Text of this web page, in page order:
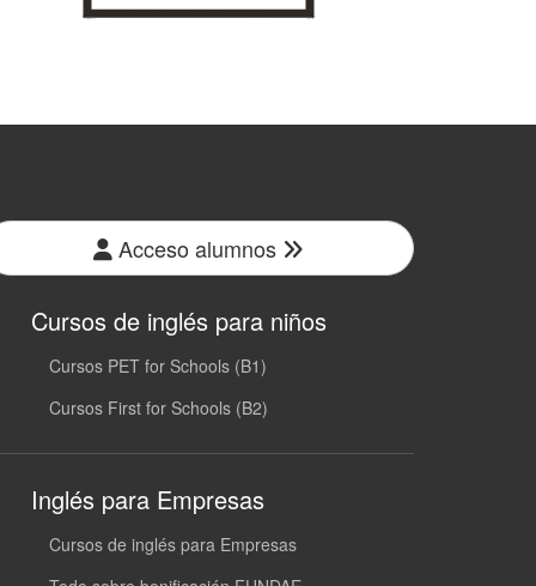
Acceso alumnos
Cursos de inglés para niños
Cursos PET for Schools (B1)
Cursos First for Schools (B2)
Inglés para Empresas
Cursos de inglés para Empresas